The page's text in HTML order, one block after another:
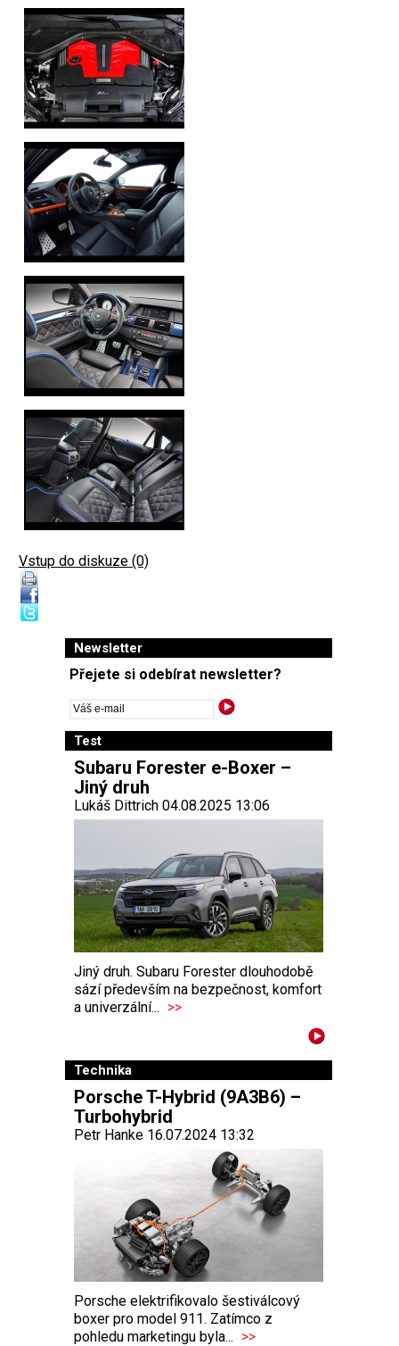
Vstup do diskuze (0)
Newsletter
Přejete si odebírat newsletter?
Test
Subaru Forester e-Boxer –
Jiný druh
Lukáš Dittrich 04.08.2025 13:06
Jiný druh. Subaru Forester dlouhodobě
sází především na bezpečnost, komfort
a univerzální... >>
Technika
Porsche T-Hybrid (9A3B6) –
Turbohybrid
Petr Hanke 16.07.2024 13:32
Porsche elektrifikovalo šestiválcový
boxer pro model 911. Zatímco z
pohledu marketingu byla... >>